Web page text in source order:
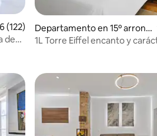
promedio: 4.86 de 5; 122
(122)
de
Departamento en 15º arrond
issement de París
1L Torre Eiffel encanto y